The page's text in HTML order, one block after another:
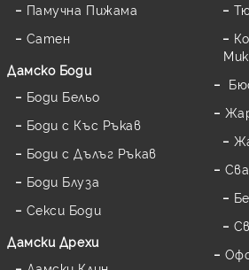
Памучна Пижама
Сатен
Дамскo Боди
Боди Бельо
Боди с Къс Ръкав
Боди с Дълъг Ръкав
Боди Блуза
Секси Боди
Дамски Дрехи